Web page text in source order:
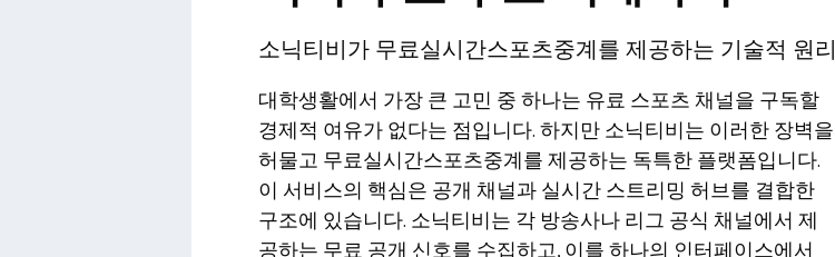
소닉티비가 무료실시간스포츠중계를 제공하는 기술적 원리
대학생활에서 가장 큰 고민 중 하나는 유료 스포츠 채널을 구독할
경제적 여유가 없다는 점입니다. 하지만 소닉티비는 이러한 장벽을
허물고 무료실시간스포츠중계를 제공하는 독특한 플랫폼입니다.
이 서비스의 핵심은 공개 채널과 실시간 스트리밍 허브를 결합한
구조에 있습니다. 소닉티비는 각 방송사나 리그 공식 채널에서 제